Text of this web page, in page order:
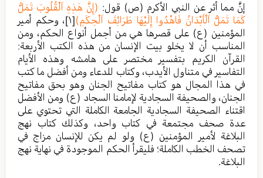
إنَّ مما أثر عن النبي الأكرم (ص) قول: (إِنَّ هَذِهِ اَلْقُلُوبَ تَمَلُّ
كَمَا تَمَلُّ اَلْأَبْدَانُ فَاهْدُوا إِلَيْهَا طَرَائِفَ اَلْحِكَمِ)[١]
، وحكم أمير
المؤمنين (ع) على قصرها هي من أجمل أنواع الحكم، ومن
المناسب أن لا يخلو بيت الإنسان من هذه الكتب الأربعة:
القرآن الكريم بتفسير مختصر على هامشه وهذه الأيام
التفاسير في متناول الأيدب، وكتاب للدعاء ومن أفضل ما كتب
في هذا المجال هو كتاب مفاتيح الجنان وهو بحق مفاتيح
الجنان، والصحيفة السجادية لإمامنا السجاد (ع) ومن الأفضل
اقتناء الصحيفة السجادية الجامعة الكاملة التي تحتوي على
عدة صحف مجتمعة في كتاب واحد، وكذلك كتاب نهج
البلاغة لأمير المؤمنين (ع) ولو لم يكن للإنسان مزاج في
تصحف الخطب الكاملة؛ فليقرأ الحكم الموجودة في نهاية نهج
البلاغة.